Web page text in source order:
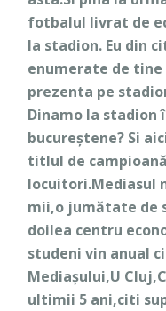
fotbalul livrat de
la stadion. Eu din
enumerate de
prezenta pe
Dinamo la stadion
bucureștene? Si
titlul de
locuitori.Mediasul
mii,o jumătate de
doilea centru
studeni vin anual
Mediașului,U
ultimii 5 ani,citi